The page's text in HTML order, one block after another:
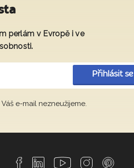
perlám v Evropě i ve
Přihlásit se
Váš e-mail nezneužijeme.